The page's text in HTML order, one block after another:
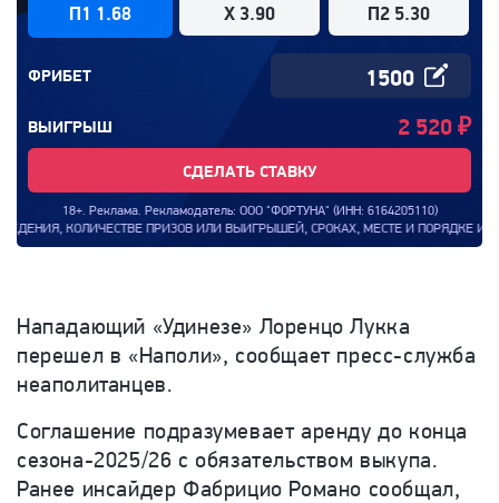
П1 1.68 X 3.90 П2 5.30
ФРИБЕТ
ВЫИГРЫШ 2 520 ₽
СДЕЛАТЬ СТАВКУ
18+. Реклама. Рекламодатель: ООО "ФОРТУНА" (ИНН: 6164205110)
ПРИЗОВ ИЛИ ВЫИГРЫШЕЙ, СРОКАХ, МЕСТЕ И ПОРЯДКЕ ИХ
Нападающий «Удинезе» Лоренцо Лукка
перешел в «Наполи», сообщает пресс-служба
неаполитанцев.
Соглашение подразумевает аренду до конца
сезона-2025/26 с обязательством выкупа.
Ранее инсайдер Фабрицио Романо сообщал,